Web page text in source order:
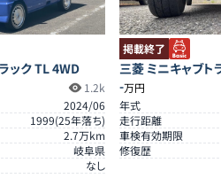
ック TL 4WD
1.2k
2024/06
1999(25年落ち)
2.7万km
岐阜県
なし
掲載終了
三菱 ミニキャブト
-万円
年式
走行距離
車検有効期限
修復歴